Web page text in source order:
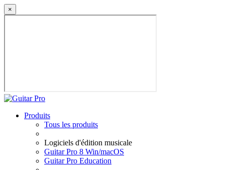
×
Produits
Tous les produits
Logiciels d'édition musicale
Guitar Pro 8 Win/macOS
Guitar Pro Education